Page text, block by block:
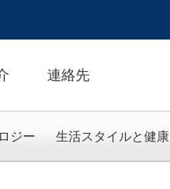
連絡先
ジー 生活スタイルと健康